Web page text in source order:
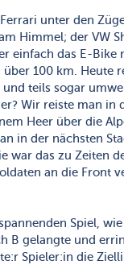
unter den
Himmel; der VW
einfach das E-Bike
100 km. Heute
und teils sogar
Wir reiste man in
Heer über die
in der nächsten
war das zu Zeiten
an die Front
Spiel,
B gelangte und
Spieler:in die